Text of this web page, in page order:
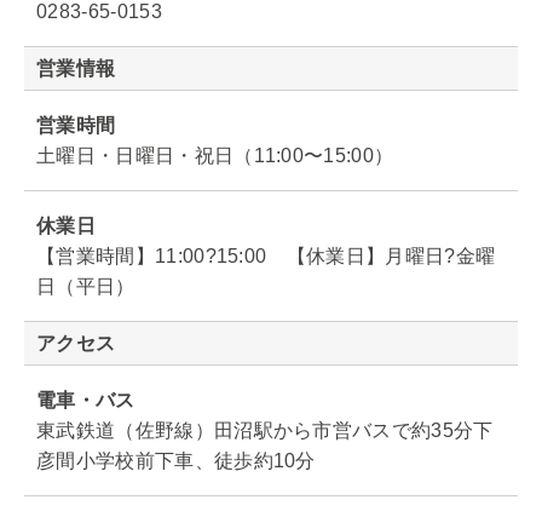
0283-65-0153
営業情報
営業時間
土曜日・日曜日・祝日（11:00〜15:00）
休業日
【営業時間】11:00?15:00 【休業日】月曜日?金曜
日（平日）
アクセス
電車・バス
東武鉄道（佐野線）田沼駅から市営バスで約35分下
彦間小学校前下車、徒歩約10分